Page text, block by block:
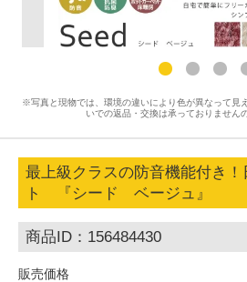
※写真と現物では、環境の違いにより色が異なって見
いでの返品・交換は承っておりません
最上級クラスの防音機能付き！
ト 『シード ベージュ』
商品ID：156484430
販売価格